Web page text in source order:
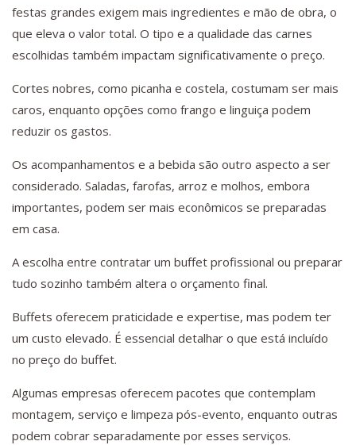
festas grandes exigem mais ingredientes e mão de obra, o
que eleva o valor total. O tipo e a qualidade das carnes
escolhidas também impactam significativamente o preço.
Cortes nobres, como picanha e costela, costumam ser mais
caros, enquanto opções como frango e linguiça podem
reduzir os gastos.
Os acompanhamentos e a bebida são outro aspecto a ser
considerado. Saladas, farofas, arroz e molhos, embora
importantes, podem ser mais econômicos se preparadas
em casa.
A escolha entre contratar um buffet profissional ou preparar
tudo sozinho também altera o orçamento final.
Buffets oferecem praticidade e expertise, mas podem ter
um custo elevado. É essencial detalhar o que está incluído
no preço do buffet.
Algumas empresas oferecem pacotes que contemplam
montagem, serviço e limpeza pós-evento, enquanto outras
podem cobrar separadamente por esses serviços.